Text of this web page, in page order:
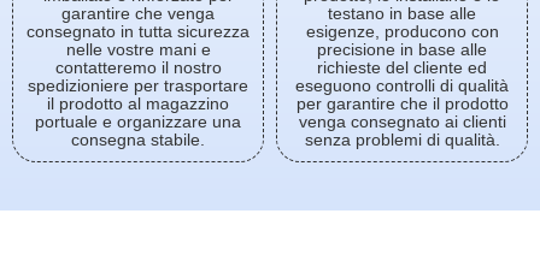
garantire che venga
consegnato in tutta sicurezza
nelle vostre mani e
contatteremo il nostro
spedizioniere per trasportare
il prodotto al magazzino
portuale e organizzare una
consegna stabile.
testano in base alle
esigenze, producono con
precisione in base alle
richieste del cliente ed
eseguono controlli di qualità
per garantire che il prodotto
venga consegnato ai clienti
senza problemi di qualità.